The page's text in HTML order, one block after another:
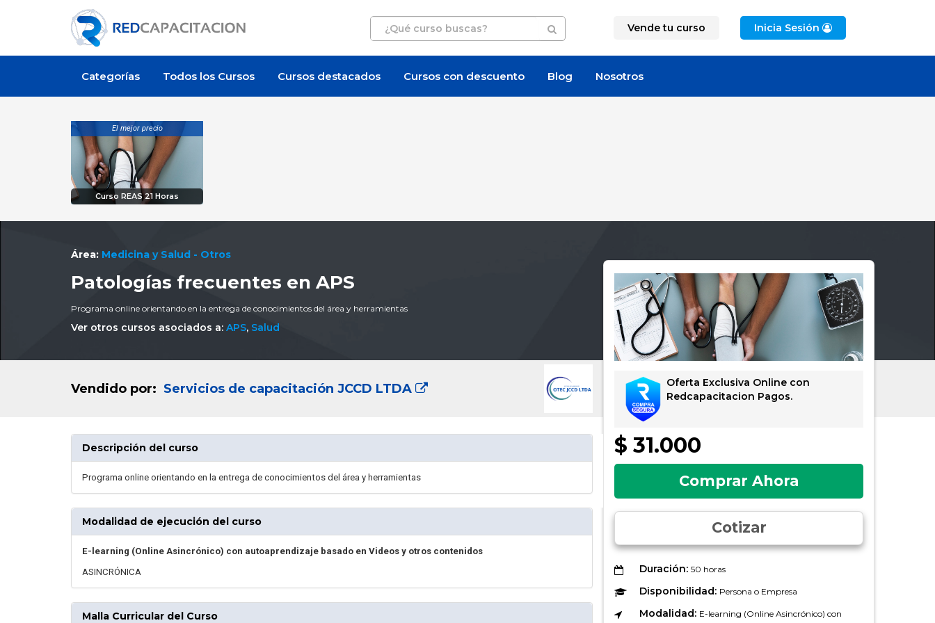
Vende tu curso Inicia Sesión
Categorías Todos los Cursos Cursos destacados Cursos con descuento Blog Nosotros
El mejor precio
Curso REAS 21 Horas
Área: Medicina y Salud - Otros
Patologías frecuentes en APS
Programa online orientando en la entrega de conocimientos del área y herramientas
Ver otros cursos asociados a: APS, Salud
Vendido por: Servicios de capacitación JCCD LTDA
Oferta Exclusiva Online con
Redcapacitacion Pagos.
$ 31.000
Comprar Ahora
Cotizar
Duración: 50 horas
Disponibilidad: Persona o Empresa
Modalidad: E-learning (Online Asincrónico) con
Descripción del curso
Programa online orientando en la entrega de conocimientos del área y herramientas
Modalidad de ejecución del curso
E-learning (Online Asincrónico) con autoaprendizaje basado en Videos y otros contenidos
ASINCRÓNICA
Malla Curricular del Curso